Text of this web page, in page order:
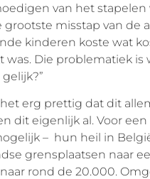
van het stapelen
grootste misstap van de
kinderen koste wat
was. Die problematiek
erg prettig dat dit
dit eigenlijk al. Voor
– hun heil in
grensplaatsen naar
rond de 20.000.